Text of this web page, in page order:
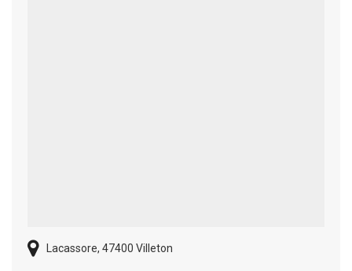
Lacassore, 47400 Villeton